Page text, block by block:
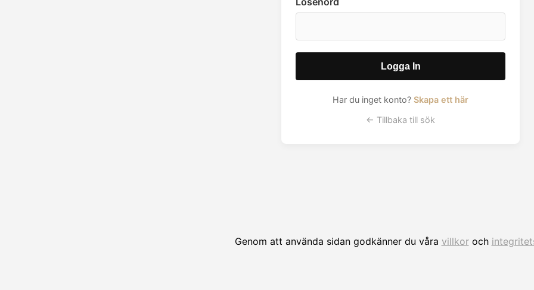
Logga In
Har du inget konto? Skapa ett här
← Tillbaka till sök
Genom att använda sidan godkänner du våra villkoroch